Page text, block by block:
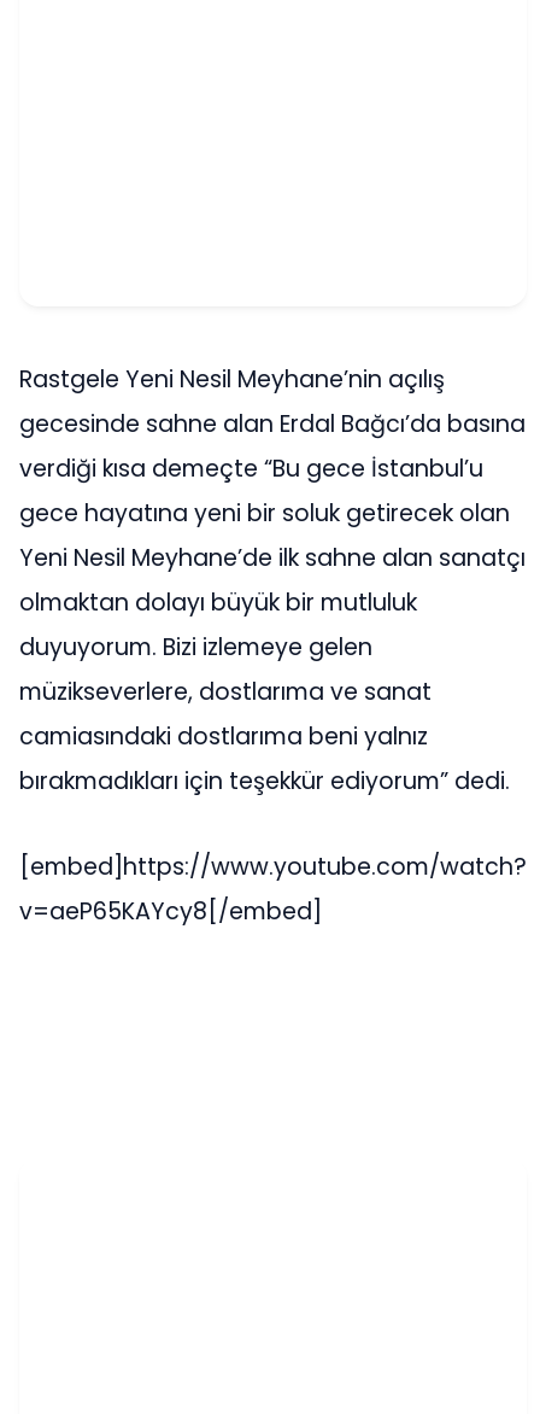
Rastgele Yeni Nesil Meyhane’nin açılış
gecesinde sahne alan Erdal Bağcı’da basına
verdiği kısa demeçte “Bu gece İstanbul’u
gece hayatına yeni bir soluk getirecek olan
Yeni Nesil Meyhane’de ilk sahne alan sanatçı
olmaktan dolayı büyük bir mutluluk
duyuyorum. Bizi izlemeye gelen
müzikseverlere, dostlarıma ve sanat
camiasındaki dostlarıma beni yalnız
bırakmadıkları için teşekkür ediyorum” dedi.
[embed]https://www.youtube.com/watch?
v=aeP65KAYcy8[/embed]